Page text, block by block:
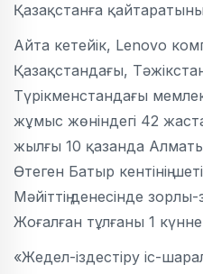
Қазақстанға
Айта кетейік, Lenovo
Қазақстандағы,
Түрікменстандағы
жұмыс жөніндегі 42
жылғы 10 қазанда
Өтеген Батыр кентінің
Мәйіттің денесінде
Жоғалған тұлғаны 1
«Жедел-іздестіру іс-